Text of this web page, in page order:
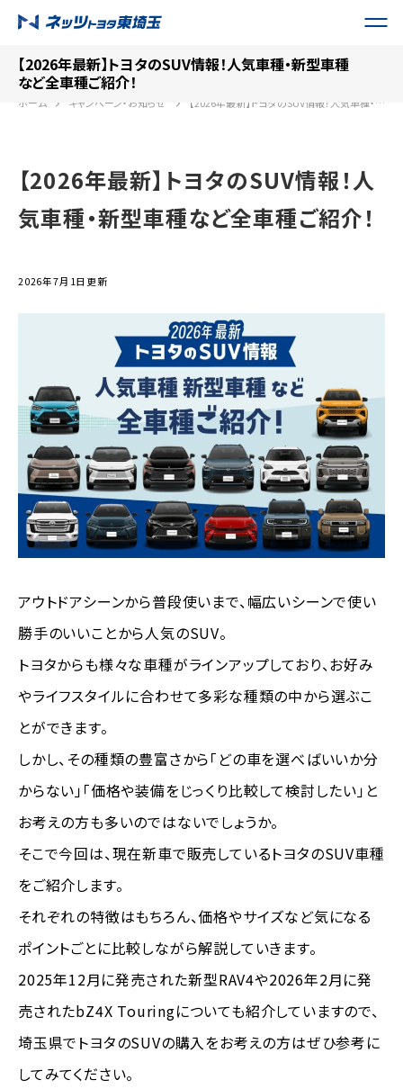
【2026年最新】トヨタのSUV情報！人気車種・新型車種
など全車種ご紹介！
ホーム キャンペーン・お知らせ 【2026年最新】トヨタのSUV情報！人気車種・新型車種など全車種ご紹介！
【2026年最新】トヨタのSUV情報！人
気車種・新型車種など全車種ご紹介！
2026年7月1日更新
アウトドアシーンから普段使いまで、幅広いシーンで使い
勝手のいいことから人気のSUV。
トヨタからも様々な車種がラインアップしており、お好み
やライフスタイルに合わせて多彩な種類の中から選ぶこ
とができます。
しかし、その種類の豊富さから「どの車を選べばいいか分
からない」「価格や装備をじっくり比較して検討したい」と
お考えの方も多いのではないでしょうか。
そこで今回は、現在新車で販売しているトヨタのSUV車種
をご紹介します。
それぞれの特徴はもちろん、価格やサイズなど気になる
ポイントごとに比較しながら解説していきます。
2025年12月に発売された新型RAV4や2026年2月に発
売されたbZ4X Touringについても紹介していますので、
埼玉県でトヨタのSUVの購入をお考えの方はぜひ参考に
してみてください。